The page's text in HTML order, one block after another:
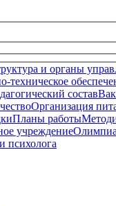
и органы
техническое
состав
Организация
Планы работы
учреждение
психолога